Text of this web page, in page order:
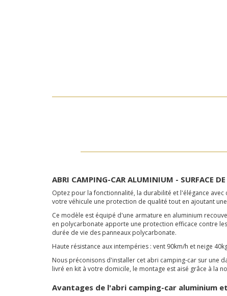
ABRI CAMPING-CAR ALUMINIUM - SURFACE
Optez pour la fonctionnalité, la durabilité et l'élégance
votre véhicule une protection de qualité tout en ajoutant
Ce modèle est équipé d'une armature en aluminium
en polycarbonate apporte une protection efficace contre
durée de vie des panneaux polycarbonate.
Haute résistance aux intempéries : vent 90km/h et neige
Nous préconisons d'installer cet abri camping-car sur une
livré en kit à votre domicile, le montage est aisé grâce à la
Avantages de l'abri camping-car aluminium